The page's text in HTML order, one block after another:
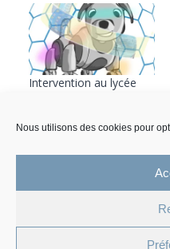
Nous utilisons des cookies pour
Intervention au lycée
avril 26, 2022
Mentions légales et